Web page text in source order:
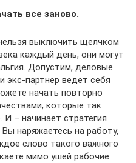
все заново.
выключить щелчком
каждый день, они могут
Допустим, деловые
экс-партнер ведет себя
начать повторно
которые так
И – начинает стратегия
Вы наряжаетесь на работу,
слово такого важного
мимо ушей рабочие